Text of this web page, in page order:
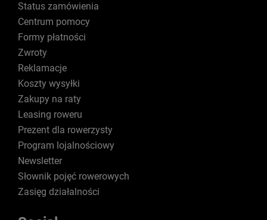
Status zamówienia
Centrum pomocy
Formy płatności
Zwroty
Reklamacje
Koszty wysyłki
Zakupy na raty
Leasing roweru
Prezent dla rowerzysty
Program lojalnościowy
Newsletter
Słownik pojęć rowerowych
Zasięg działalności